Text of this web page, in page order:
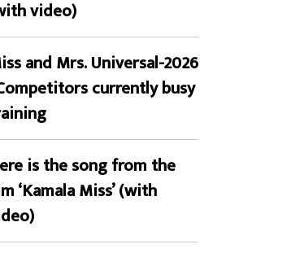
video)
and Mrs. Universal-2026
currently busy
is the song from the
‘Kamala Miss’ (with